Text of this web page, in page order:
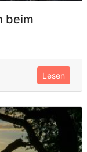
beim
Lesen